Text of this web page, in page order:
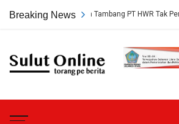
Breaking News
Persetujuan Tambang PT HWR Tak Pernah
Sulut